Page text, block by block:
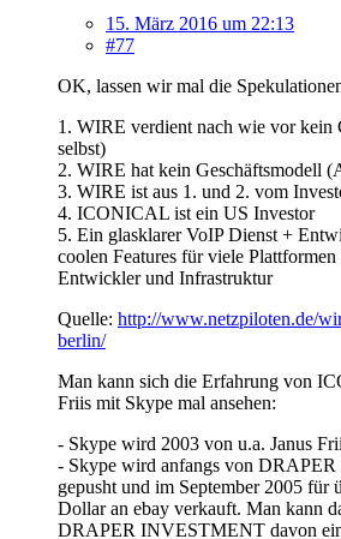
15. März 2016 um 22:13
#77
OK, lassen wir mal die
1. WIRE verdient nach wie vor kein
selbst)
2. WIRE hat kein Geschäftsmodell
3. WIRE ist aus 1. und 2. vom
4. ICONICAL ist ein US Investor
5. Ein glasklarer VoIP Dienst +
coolen Features für viele
Entwickler und Infrastruktur
Quelle: http://www.netzpiloten.de/
berlin/
Man kann sich die Erfahrung von
Friis mit Skype mal ansehen:
- Skype wird 2003 von u.a. Janus
- Skype wird anfangs von
gepusht und im September 2005 für
Dollar an ebay verkauft. Man kann
DRAPER INVESTMENT davon